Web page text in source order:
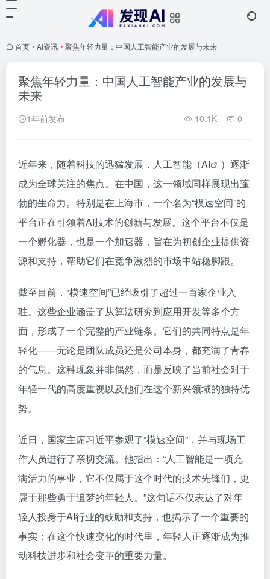
首页 • AI资讯 • 聚焦年轻力量：中国人工智能产业的发展与未来
聚焦年轻力量：中国人工智能产业的发展与
未来
1年前发布 10.1K 0
近年来，随着科技的迅猛发展，人工智能（AI
）逐渐
成为全球关注的焦点。在中国，这一领域同样展现出蓬
勃的生命力。特别是在上海市，一个名为“模速空间”的
平台正在引领着AI技术的创新与发展。这个平台不仅是
一个孵化器，也是一个加速器，旨在为初创企业提供资
源和支持，帮助它们在竞争激烈的市场中站稳脚跟。
截至目前，“模速空间”已经吸引了超过一百家企业入
驻。这些企业涵盖了从算法研究到应用开发等多个方
面，形成了一个完整的产业链条。它们的共同特点是年
轻化——无论是团队成员还是公司本身，都充满了青春
的气息。这种现象并非偶然，而是反映了当前社会对于
年轻一代的高度重视以及他们在这个新兴领域的独特优
势。
近日，国家主席习近平参观了“模速空间”，并与现场工
作人员进行了亲切交流。他指出：“人工智能是一项充
满活力的事业，它不仅属于这个时代的技术先锋们，更
属于那些勇于追梦的年轻人。”这句话不仅表达了对年
轻人投身于AI行业的鼓励和支持，也揭示了一个重要的
事实：在这个快速变化的时代里，年轻人正逐渐成为推
动科技进步和社会变革的重要力量。